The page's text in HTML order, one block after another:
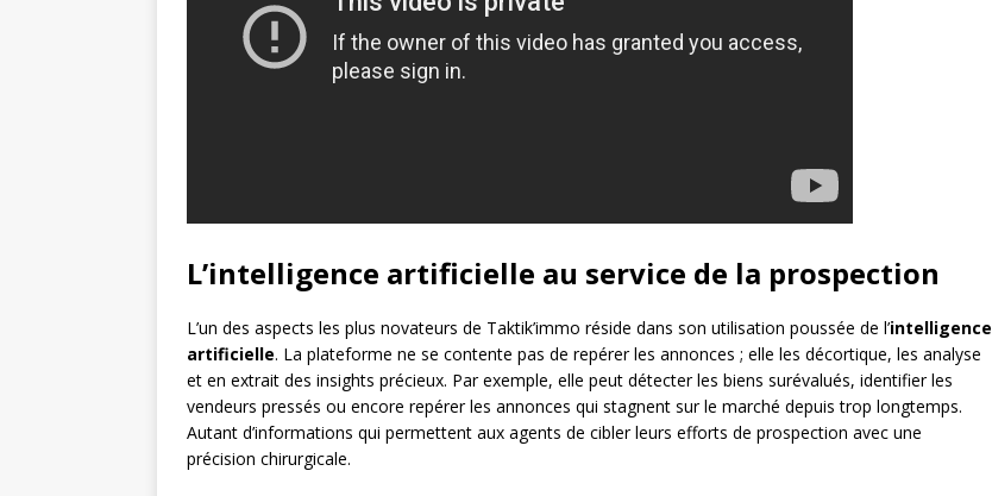
L’intelligence artificielle au service de la prospection
L’un des aspects les plus novateurs de Taktik’immo réside dans son utilisation poussée de l’intelligence
artificielle. La plateforme ne se contente pas de repérer les annonces ; elle les décortique, les analyse
et en extrait des insights précieux. Par exemple, elle peut détecter les biens surévalués, identifier les
vendeurs pressés ou encore repérer les annonces qui stagnent sur le marché depuis trop longtemps.
Autant d’informations qui permettent aux agents de cibler leurs efforts de prospection avec une
précision chirurgicale.